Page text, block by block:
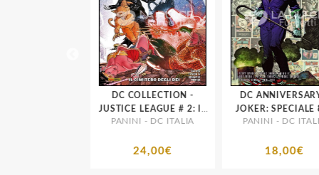
DC COLLECTION -
JUSTICE LEAGUE # 2: IL
CIMITERO DEGLI DEI
PANINI - DC ITALIA
24,00€
DC ANNIVERSARY
JOKER: SPECIALE
ANNIVERSARIO
PANINI - DC ITALIA
18,00€